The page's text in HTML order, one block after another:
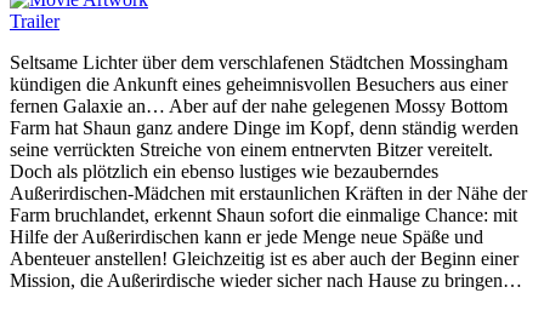
Trailer
Seltsame Lichter über dem verschlafenen Städtchen Mossingham
kündigen die Ankunft eines geheimnisvollen Besuchers aus einer
fernen Galaxie an… Aber auf der nahe gelegenen Mossy Bottom
Farm hat Shaun ganz andere Dinge im Kopf, denn ständig werden
seine verrückten Streiche von einem entnervten Bitzer vereitelt.
Doch als plötzlich ein ebenso lustiges wie bezauberndes
Außerirdischen-Mädchen mit erstaunlichen Kräften in der Nähe der
Farm bruchlandet, erkennt Shaun sofort die einmalige Chance: mit
Hilfe der Außerirdischen kann er jede Menge neue Späße und
Abenteuer anstellen! Gleichzeitig ist es aber auch der Beginn einer
Mission, die Außerirdische wieder sicher nach Hause zu bringen…